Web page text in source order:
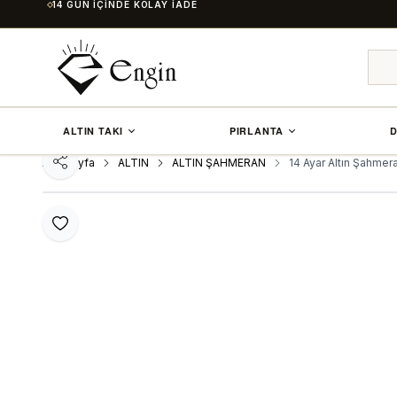
14 GÜN İÇINDE KOLAY İADE
ALTIN TAKI PIRLANTA
Ana Sayfa ALTIN ALTIN ŞAHMERAN 14 Ayar Altın
Favoriye Ekle
Paylaş